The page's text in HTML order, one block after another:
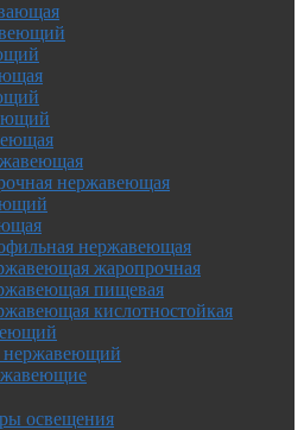
нержавеющая
нержавеющая
жаропрочная
пищевая
кислотностойкая
нержавеющий
освещения